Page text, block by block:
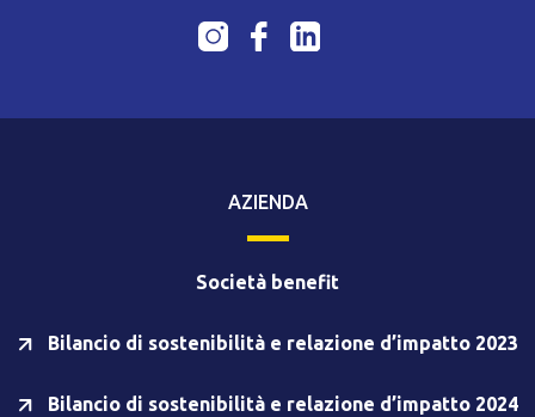
AZIENDA
Società benefit
Bilancio di sostenibilità e relazione d’impatto 2023
Bilancio di sostenibilità e relazione d’impatto 2024